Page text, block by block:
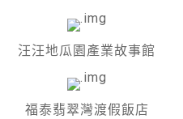
汪汪地瓜園產業故事館
福泰翡翠灣渡假飯店